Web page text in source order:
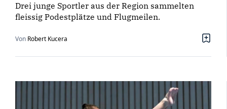
Drei junge Sportler aus der Region sammelten
fleissig Podestplätze und Flugmeilen.
Von Robert Kucera